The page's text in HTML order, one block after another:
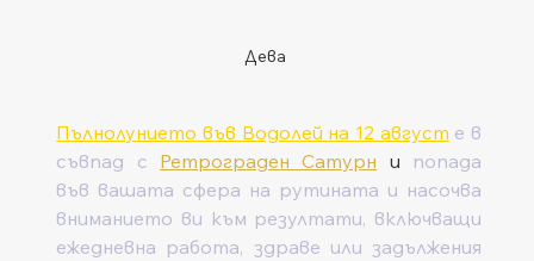
Дева
Пълнолунието във Водолей на 12 август е в
съвпад с Ретрограден Сатурн и попада
във вашата сфера на рутината и насочва
вниманието ви към резултати, включващи
ежедневна работа, здраве или задължения